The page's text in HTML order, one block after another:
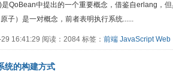
QoBean中提出的一个重要概念，借鉴自erlang，
子）是一对概念，前者表明执行系统......
16:41:29 阅读：2084 标签： 前端 JavaScript Web
统的构建方式